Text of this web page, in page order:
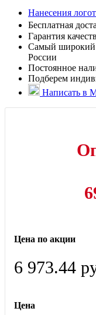
Нанесения
Бесплатная
Гарантия
Самый широкий
России
Постоянное
Подберем
Написать в
Цена по акции
6 973.44
Цена